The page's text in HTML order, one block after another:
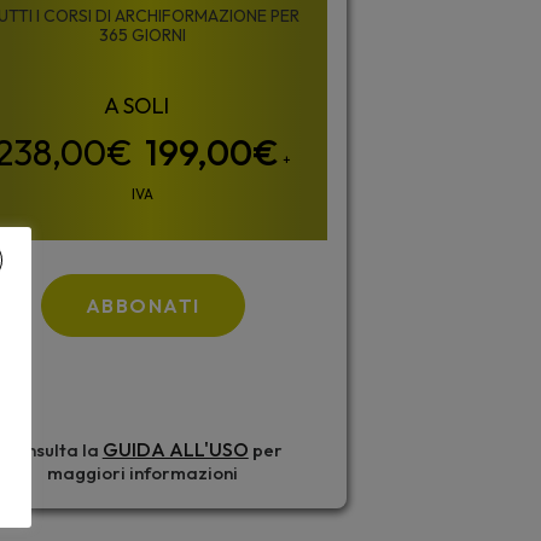
I CORSI DI ARCHIFORMAZIONE PER
365 GIORNI
199,00€ +
IVA
ABBONATI
Consulta la GUIDA ALL'USO per
maggiori informazioni